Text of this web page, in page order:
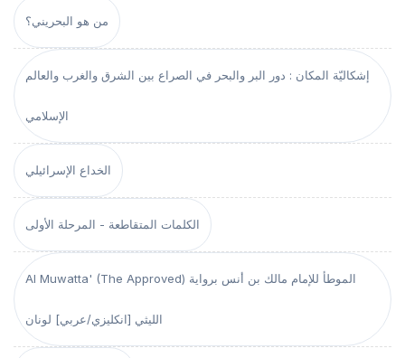
من هو البحريني؟
إشكاليّة المكان : دور البر والبحر في الصراع بين الشرق والغرب والعالم
الإسلامي
الخداع الإسرائيلي
الكلمات المتقاطعة - المرحلة الأولى
Al Muwatta' (The Approved) الموطأ للإمام مالك بن أنس برواية
الليثي [انكليزي/عربي] لونان